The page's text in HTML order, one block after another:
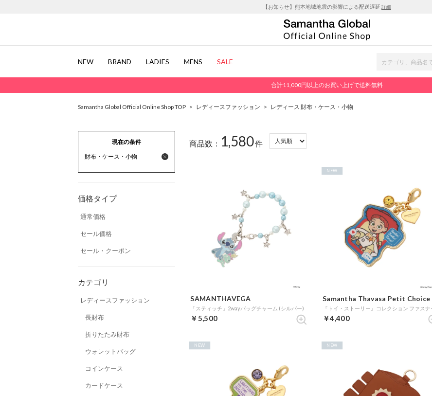
【お知らせ】熊本地域地震の影響による配送遅延 詳細
NEW BRAND LADIES MENS SALE
合計11,000円以上のお買い上げで送料無料
Samantha Global Official Online Shop TOP > レディースファッション > レディース 財布・ケース・小物
現在の条件
財布・ケース・小物
価格タイプ
通常価格
セール価格
セール・クーポン
カテゴリ
レディースファッション
長財布
折りたたみ財布
ウォレットバッグ
コインケース
カードケース
商品数： 1,580件
SAMANTHAVEGA
「スティッチ」2wayバッグチャーム (シルバー)
￥5,500
NEW
Samantha Thavasa Petit Choice
￥4,400
NEW NEW